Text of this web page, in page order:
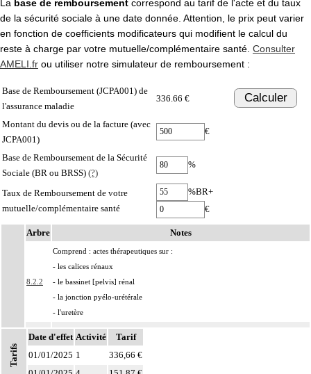
La base de remboursement correspond au tarif de l'acte et du taux
de la sécurité sociale à une date donnée. Attention, le prix peut varier
en fonction de coefficients modificateurs qui modifient le calcul du
reste à charge par votre mutuelle/complémentaire santé. Consulter
AMELI.fr ou utiliser notre simulateur de remboursement :
Base de Remboursement (JCPA001) de
l'assurance maladie
336.66 € Calculer
Montant du devis ou de la facture (avec
JCPA001)
€
Base de Remboursement de la Sécurité
Sociale (BR ou BRSS) (?)
%
Taux de Remboursement de votre
mutuelle/complémentaire santé
%BR+
€
Arbre Notes
8.2.2
Comprend : actes thérapeutiques sur :
- les calices rénaux
- le bassinet [pelvis] rénal
- la jonction pyélo-urétérale
- l'uretère
8.2.2 Avec ou sans : drainage de l'uretère
8.2.2
Les actes sur les voies urinaires supérieures, par endoscopie incluent le contrôle
Tarifs
Date d'effet Activité
Tarif
01/01/2025 1
336,66 €